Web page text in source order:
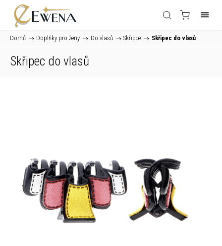
Domů / Doplňky pro ženy / Do vlasů / Skřipce / Skřipec do vlasů
Skřipec do vlasů